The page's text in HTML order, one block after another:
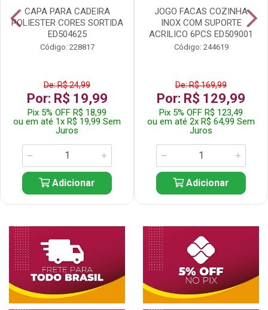
CAPA PARA CADEIRA
POLIESTER CORES SORTIDA
ED504625
Código: 228817
De: R$ 24,99
Por: R$ 19,99
Pix 5% OFF R$ 18,99
ou em até 1x R$ 19,99 Sem
Juros
Adicionar
JOGO FACAS COZINHA
INOX COM SUPORTE
ACRILICO 6PCS ED509001
Código: 244619
De: R$ 169,99
Por: R$ 129,99
Pix 5% OFF R$ 123,49
ou em até 2x R$ 64,99 Sem
Juros
Adicionar